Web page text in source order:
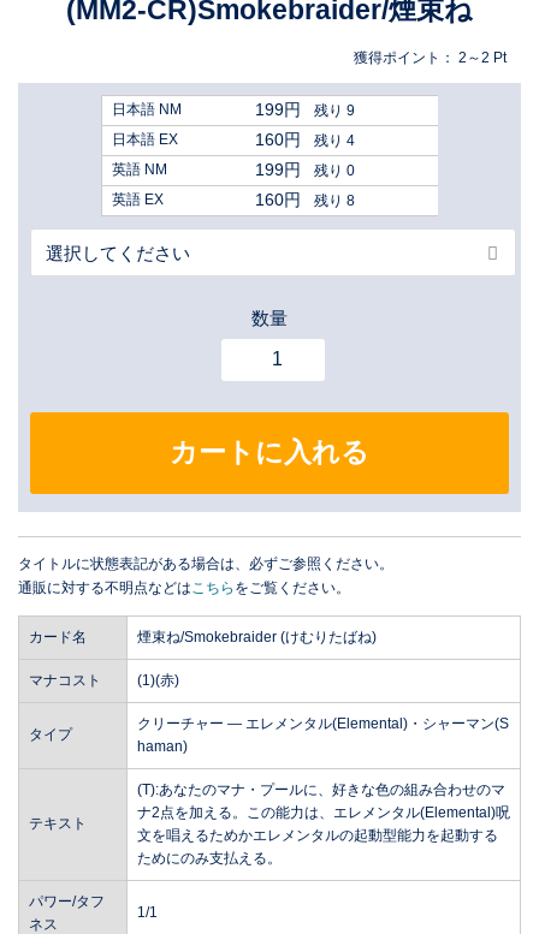
(MM2-CR)Smokebraider/煙束ね
獲得ポイント： 2～2 Pt
日本語 NM 199円
残り 9
日本語 EX
160円
残り 4
英語 NM
199円
残り 0
英語 EX
160円 残り 8
数量
カートに入れる
タイトルに状態表記がある場合は、必ずご参照ください。
通販に対する不明点などは こちら をご覧ください。
カード名 煙束ね/Smokebraider (けむりたばね)
マナコスト (1)(赤)
タイプ
クリーチャー ― エレメンタル(Elemental)・シャーマン(S
haman)
テキスト
(T):あなたのマナ・プールに、好きな色の組み合わせのマ
ナ2点を加える。この能力は、エレメンタル(Elemental)呪
文を唱えるためかエレメンタルの起動型能力を起動する
ためにのみ支払える。
パワー/タフ
ネス
1/1